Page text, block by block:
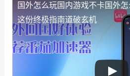
国外怎么玩国内游戏不卡国外怎
这份终极指南道破玄机